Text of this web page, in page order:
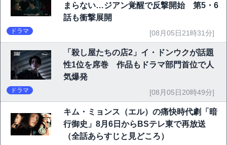
まらない…ジアン覚醒で反撃開始 第5・6
話も衝撃展開
ドラマ [08月05日21時31分]
「殺し屋たちの店2」イ・ドンウクが話題
性1位を席巻 作品もドラマ部門首位で人
気爆発
ドラマ [08月05日20時49分]
キム・ミョンス（エル）の痛快時代劇「暗
行御史」8月6日からBSテレ東で再放送
（全話あらすじと見どころ）